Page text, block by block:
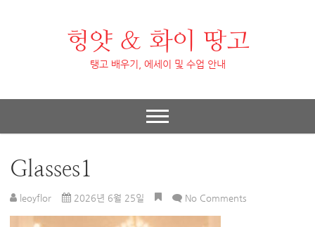
헝얏 & 화이 땅고
탱고 배우기, 에세이 및 수업 안내
Glasses1
leoyflor 2026년 6월 25일 No Comments